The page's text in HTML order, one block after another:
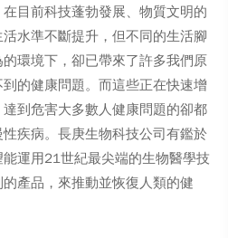
目前科技蓬勃發展、物質文明的
水準不斷提升，但不同的生活腳
環境下，卻已帶來了許多我們原
的健康問題。而這些正在快速增
到危害大多數人健康問題的卻都
疾病。長庚生物科技公司有鑑於
運用21世紀最尖端的生物醫學技
產品，來推動並恢復人類的健